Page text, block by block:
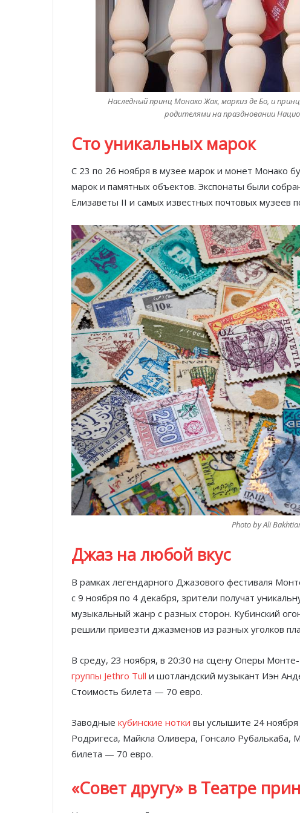
Наследный принц Монако Жак, маркиз де Бо, и
родителями на праздновании
Сто уникальных марок
С 23 по 26 ноября в музее марок и монет Монако
марок и памятных объектов. Экспонаты были
Елизаветы II и самых известных почтовых музеев
Photo by Ali
Джаз на любой вкус
В рамках легендарного Джазового фестиваля
с 9 ноября по 4 декабря, зрители получат
музыкальный жанр с разных сторон. Кубинский
решили привезти джазменов из разных уголков
В среду, 23 ноября, в 20:30 на сцену Оперы
группы Jethro Tull и шотландский музыкант Иэн
Стоимость билета — 70 евро.
Заводные кубинские нотки вы услышите 24
Родригеса, Майкла Оливера, Гонсало Рубалькаба,
билета — 70 евро.
«Совет другу» в Театре